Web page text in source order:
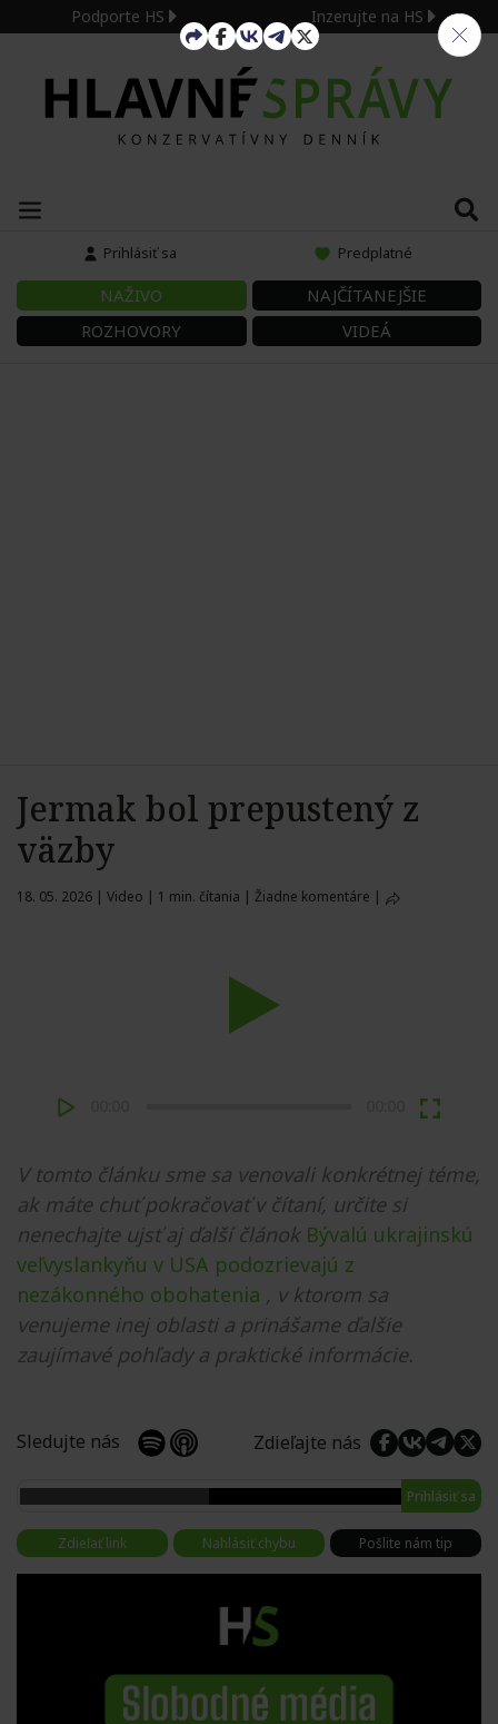
Podporte HS Inzerujte na HS
Prihlásiť sa Predplatné
NAŽIVO
NAJČÍTANEJŠIE
ROZHOVORY
VIDEÁ
Jermak bol prepustený z
väzby
18. 05. 2026 | Video | 1 min. čítania | Žiadne komentáre |
V tomto článku sme sa venovali konkrétnej téme,
ak máte chuť pokračovať v čítaní, určite si
nenechajte ujsť aj ďalší článok Bývalú ukrajinskú
veľvyslankyňu v USA podozrievajú z
nezákonného obohatenia , v ktorom sa
venujeme inej oblasti a prinášame ďalšie
zaujímavé pohľady a praktické informácie.
Sledujte nás Zdieľajte nás
Prihlásiť sa
Zdieľať link Nahlásiť chybu Pošlite nám tip